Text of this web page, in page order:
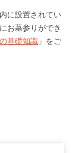
に設置されてい
お墓参りができ
基礎知識 」をご